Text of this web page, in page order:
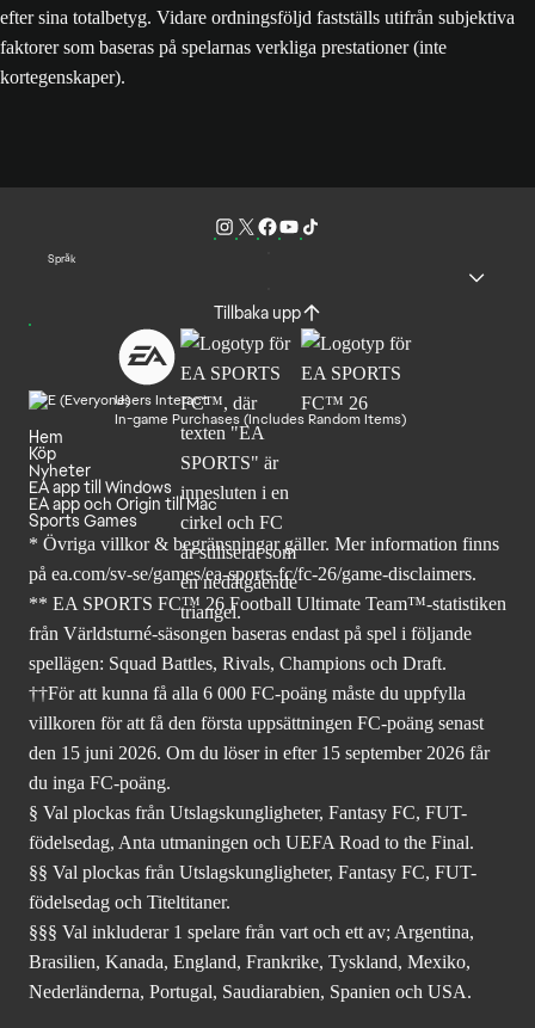
efter sina totalbetyg. Vidare ordningsföljd fastställs utifrån subjektiva
faktorer som baseras på spelarnas verkliga prestationer (inte
kortegenskaper).
Språk
Tillbaka upp
Users Interact
In-game Purchases (Includes Random Items)
Hem
Köp
Nyheter
EA app till Windows
EA app och Origin till Mac
Sports Games
* Övriga villkor & begränsningar gäller. Merinformation finns
på ea.com/sv-se/games/ea-sports-fc/fc-26/game-disclaimers.
** EA SPORTS FC™ 26 Football Ultimate Team™-statistiken
från Världsturné-säsongen baseras endast på spel i följande
spellägen: Squad Battles, Rivals, Champions och Draft.
††För att kunna få alla 6 000 FC-poäng måste du uppfylla
villkoren för att få den första uppsättningen FC-poäng senast
den 15 juni 2026. Om du löser in efter 15 september 2026 får
du inga FC-poäng.
§ Val plockas från Utslagskungligheter, Fantasy FC, FUT-
födelsedag, Anta utmaningen och UEFA Road to the Final.
§§ Val plockas från Utslagskungligheter, Fantasy FC, FUT-
födelsedag och Titeltitaner.
§§§ Val inkluderar 1 spelare från vart och ett av; Argentina,
Brasilien, Kanada, England, Frankrike, Tyskland, Mexiko,
Nederländerna, Portugal, Saudiarabien, Spanien och USA.